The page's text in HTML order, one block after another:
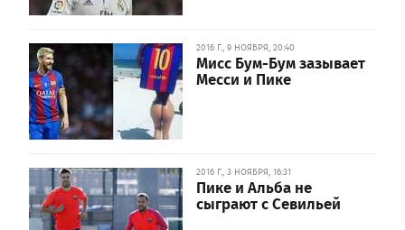
2016 Г., 9 НОЯБРЯ, 20:40
Мисс Бум-Бум зазывает
Месси и Пике
2016 Г., 3 НОЯБРЯ, 16:31
Пике и Альба не
сыграют с Севильей